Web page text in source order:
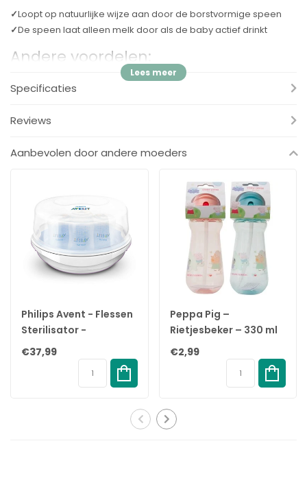
✓Loopt op natuurlijke wijze aan door de borstvormige speen
✓De speen laat alleen melk door als de baby actief drinkt
Andere voordelen:
Kies het juiste debiet voor uw baby.
✓Het ontwerp van de speen voorkomt lekken en verspilling van
✓Compatibel met het Philips Avent-assortiment.
✓Gebruiksvriendelijk, eenvoudig te reinigen en snel te
Natural Suction Reflex-spenen en -flessen zijn BPA-vrij*.
Heb geduld terwijl de baby eraan went.
Voorkomt dat er lucht in het buikje van je baby komt.
Ontworpen om koliek en ongemak te verminderen.
Natuurlijke zuigreflex speen
De Natural Sucking Reflex speen sluit aan bij het natuurlijke
drinkritme van je baby, waardoor borstvoeding en flesvoeding
gemakkelijk te combineren zijn. De speen heeft een unieke
opening die alleen melk doorlaat als de baby actief drinkt. Dus
als de baby pauzeert om te slikken en te ademen, stopt de
Natuurlijke opbouw
De brede, zachte en flexibele speen is ontworpen om de vorm
Specificaties
Reviews
Aanbevolen door andere moeders
Philips Avent - Flessen
Sterilisator -
Magnetron
Sterilisator
€37,99
Peppa Pig –
Rietjesbeker – 330 ml
– Roze/Blauw - 6+
maanden
€2,99